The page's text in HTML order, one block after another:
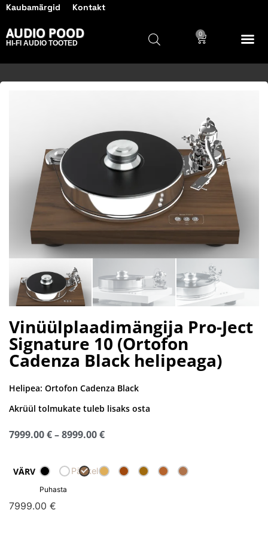
Kaubamärgid Kontakt
AUDIO POOD
HI-FI AUDIO TOOTED
0
Vinüülplaadimängija Pro-Ject
Signature 10 (Ortofon
Cadenza Black helipeaga)
Helipea: Ortofon Cadenza Black
Akrüül tolmukate tuleb lisaks osta
7999.00€–8999.00€
VÄRV Pähkel
Puhasta
7999.00 €